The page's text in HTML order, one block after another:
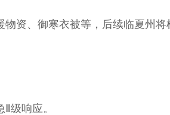
资、御寒衣被等，后续临夏州将
级响应。